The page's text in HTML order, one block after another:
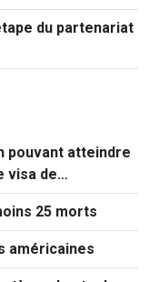
du partenariat
pouvant atteindre
visa de
25 morts
américaines